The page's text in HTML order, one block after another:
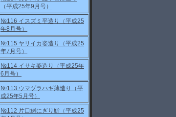
（平成25年9月号）
№116 イスズミ平造り（平成25
年8月号）
№115 ヤリイカ姿造り（平成25
年7月号）
№114 イサキ姿造り（平成25年
6月号）
№113 ウマヅラハギ薄造り（平
成25年5月号）
№112 片口鰯にぎり鮨（平成25